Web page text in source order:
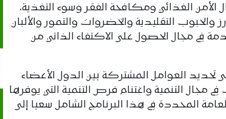
الغذائي ومكافحة الفقر وسوء التغذية،
والحبوب التقليدية والخضروات والتمور والألبان
في مجال الحصول على الاكتفاء الذاتي من
تحديد العوامل المشتركة بين الدول الأعضاء
مجال التنمية واغتنام فرص التنمية التي يوفرها
المحددة في هذا البرنامج الشامل سعيا إلى